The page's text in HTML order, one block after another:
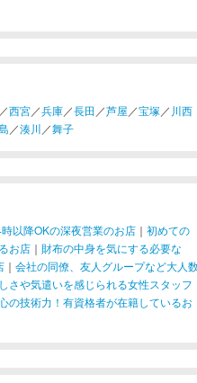
／西宮／兵庫／長田 ／芦屋 ／宝塚 ／ 川西
／湊川 ／舞子
以降OKの深夜営業のお店 ｜ 初めての
お店 ｜ 財布の中身を気にする必要な
｜ 会社の同僚、友人グループなど大人
さや気遣いを感じられる女性スタッフ
の技術力！有資格者が在籍しているお